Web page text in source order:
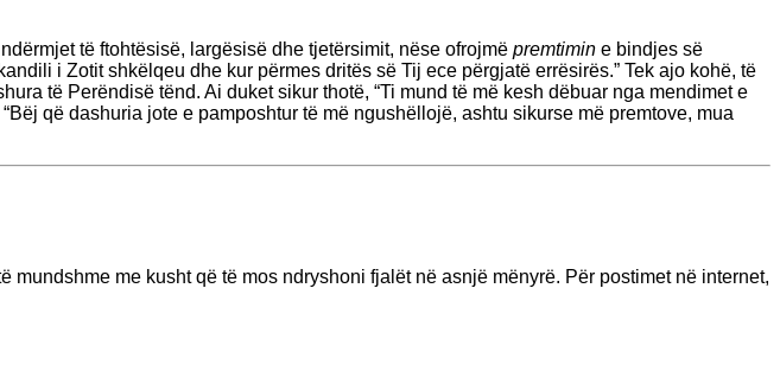
të ftohtësisë, largësisë dhe tjetërsimit, nëse ofrojmë premtimin e bindjes së
i Zotit shkëlqeu dhe kur përmes dritës së Tij ece përgjatë errësirës.” Tek ajo kohë, të
të Perëndisë tënd. Ai duket sikur thotë, “Ti mund të më kesh dëbuar nga mendimet e
që dashuria jote e pamposhtur të më ngushëllojë, ashtu sikurse më premtove, mua
me kusht që të mos ndryshoni fjalët në asnjë mënyrë. Për postimet në internet,